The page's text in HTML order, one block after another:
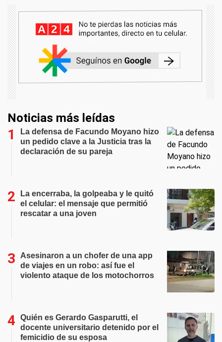
Noticias más leídas
La defensa de Facundo Moyano hizo
un pedido clave a la Justicia tras la
declaración de su pareja
La encerraba, la golpeaba y le quitó
el celular: el mensaje que permitió
rescatar a una joven
Asesinaron a un chofer de una app
de viajes en un robo: así fue el
violento ataque de los motochorros
Quién es Gerardo Gasparutti, el
docente universitario detenido por el
femicidio de su esposa